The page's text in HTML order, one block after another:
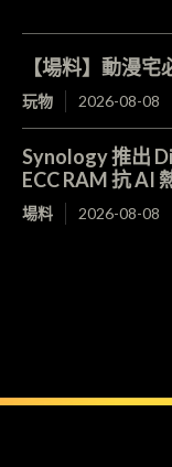
【場料】動漫
玩物 2026-08-08
Synology 推出
ECC RAM 抗 AI
場料 2026-08-08